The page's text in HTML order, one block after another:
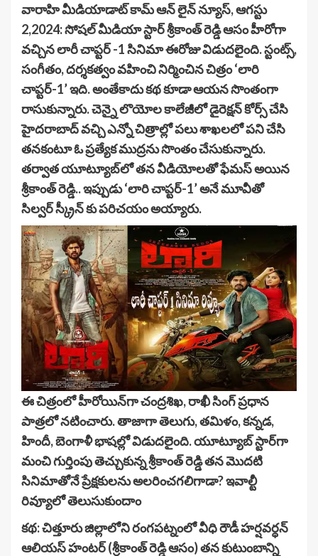
వారాహి మీడియాడాట్ కామ్ ఆన్ లైన్ న్యూస్, ఆగస్టు
2,2024: సోషల్ మీడియా స్టార్ శ్రీకాంత్ రెడ్డి ఆసం హీరోగా
వచ్చిన లారీ చాప్టర్ -1 సినిమా ఈరోజు విడుదలైంది. స్టంట్స్,
సంగీతం, దర్శకత్వం వహించి నిర్మించిన చిత్రం ‘లారి
చాప్టర్-1’ ఇది. అంతేకాదు కథ కూడా ఆయన సొంతంగా
రాసుకున్నారు. చెన్నై లొయోల కాలేజీ‌లో డైరెక్షన్ కోర్స్ చేసి
హైదరాబాద్ వచ్చి ఎన్నో చిత్రాల్లో పలు శాఖలలో పని చేసి
తనకంటూ ఓ ప్రత్యేక ముద్రను సొంతం చేసుకున్నారు.
తర్వాత యూట్యూబ్‌లో తన వీడియోలతో ఫేమస్ అయిన
శ్రీకాంత్ రెడ్డి.. ఇప్పుడు ‘లారి చాప్టర్-1’ అనే మూవీతో
సిల్వర్ స్క్రీన్ కు పరిచయం అయ్యారు.
ఈ చిత్రంలో హీరోయిన్‌గా చంద్రశిఖ, రాఖీ సింగ్ ప్రధాన
పాత్రలో నటించారు. తాజాగా తెలుగు, తమిళం, కన్నడ,
హిందీ, బెంగాళీ భాషల్లో విడుదలైంది. యూట్యూబ్ స్టార్‌గా
మంచి గుర్తింపు తెచ్చుకున్న శ్రీకాంత్ రెడ్డి తన మొదటి
సినిమాతోనే ప్రేక్షకులను అలరించగలిగాడా? ఇవాల్టీ
రివ్యూలో తెలుసుకుందాం
కథ: చిత్తూరు జిల్లాలోని రంగపట్నంలో వీధి రౌడీ హర్షవర్ధన్
ఆలియ‌స్ హంట‌ర్ (శ్రీకాంత్ రెడ్డి ఆసం) తన కుటుంబాన్ని